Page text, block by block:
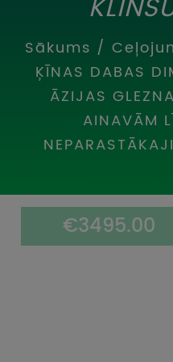
UZŅEMOŠAIS
IMPRO KONKURSI
PIRMSLĪGUMA
CEĻOJUMU
ATSAUKSMES PAR
PIEMIŅAS ISTABA
Sākums /
ĶĪNAS DABAS
ĀZIJAS
AINAVĀM
€3495.00